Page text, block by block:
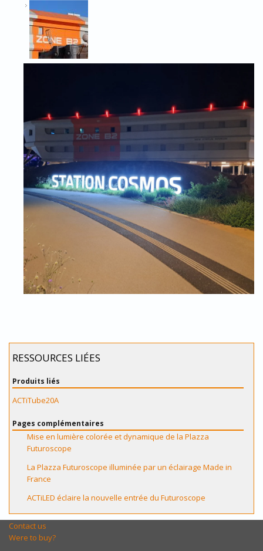
RESSOURCES LIÉES
Produits liés
ACTiTube20A
Pages complémentaires
Mise en lumière colorée et dynamique de la Plazza
Futuroscope
La Plazza Futuroscope illuminée par un éclairage Made in
France
ACTiLED éclaire la nouvelle entrée du Futuroscope
Contact us
Were to buy?